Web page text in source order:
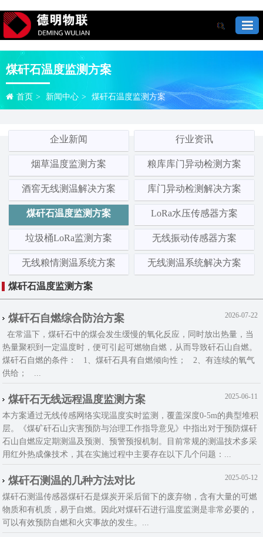
煤矸石温度监测方案
首页 > 新闻中心 > 煤矸石温度监测方案
企业新闻 行业资讯
烟草温度监测方案 粮库库门异动检测方案
酒窖无线测温解决方案 库门异动检测解决方案
煤矸石温度监测方案 LoRa水压传感器方案
垃圾桶LoRa监测方案 无线振动传感器方案
无线粮情测温系统方案 无线测温系统解决方案
煤矸石温度监测方案
2026-07-22
煤矸石自燃综合防治方案
在常温下，煤矸石中的煤会发生缓慢的氧化反应，同时放出热量，当
热量聚积到一定温度时，便可引起可燃物自燃，从而导致矸石山自燃。
煤矸石自燃的条件： 1、煤矸石具有自燃倾向性； 2、有连续的氧气
供给； ...
2025-06-11
煤矸石无线远程温度监测方案
本方案通过无线传感网络实现温度实时监测，覆盖深度0-5m的典型堆积
层。《煤矿矸石山灾害预防与治理工作指导意见》中指出对于预防煤矸
石山自燃应定期测温及预测、预警预报机制。目前常规的测温技术多采
用红外热成像技术，其在实施过程中主要存在以下几个问题：...
2025-05-12
煤矸石测温的几种方法对比
煤矸石测温传感器煤矸石是煤炭开采后留下的废弃物，含有大量的可燃
物质和有机质，易于自燃。因此对煤矸石进行温度监测是非常必要的，
可以有效预防自燃和火灾事故的发生。...